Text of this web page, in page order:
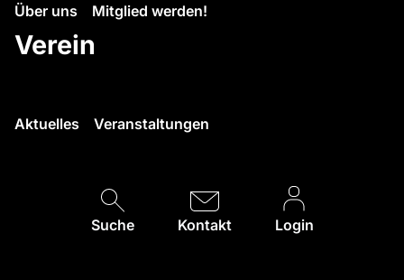
Über uns Mitglied werden!
Verein
Aktuelles Veranstaltungen
Suche Kontakt Login